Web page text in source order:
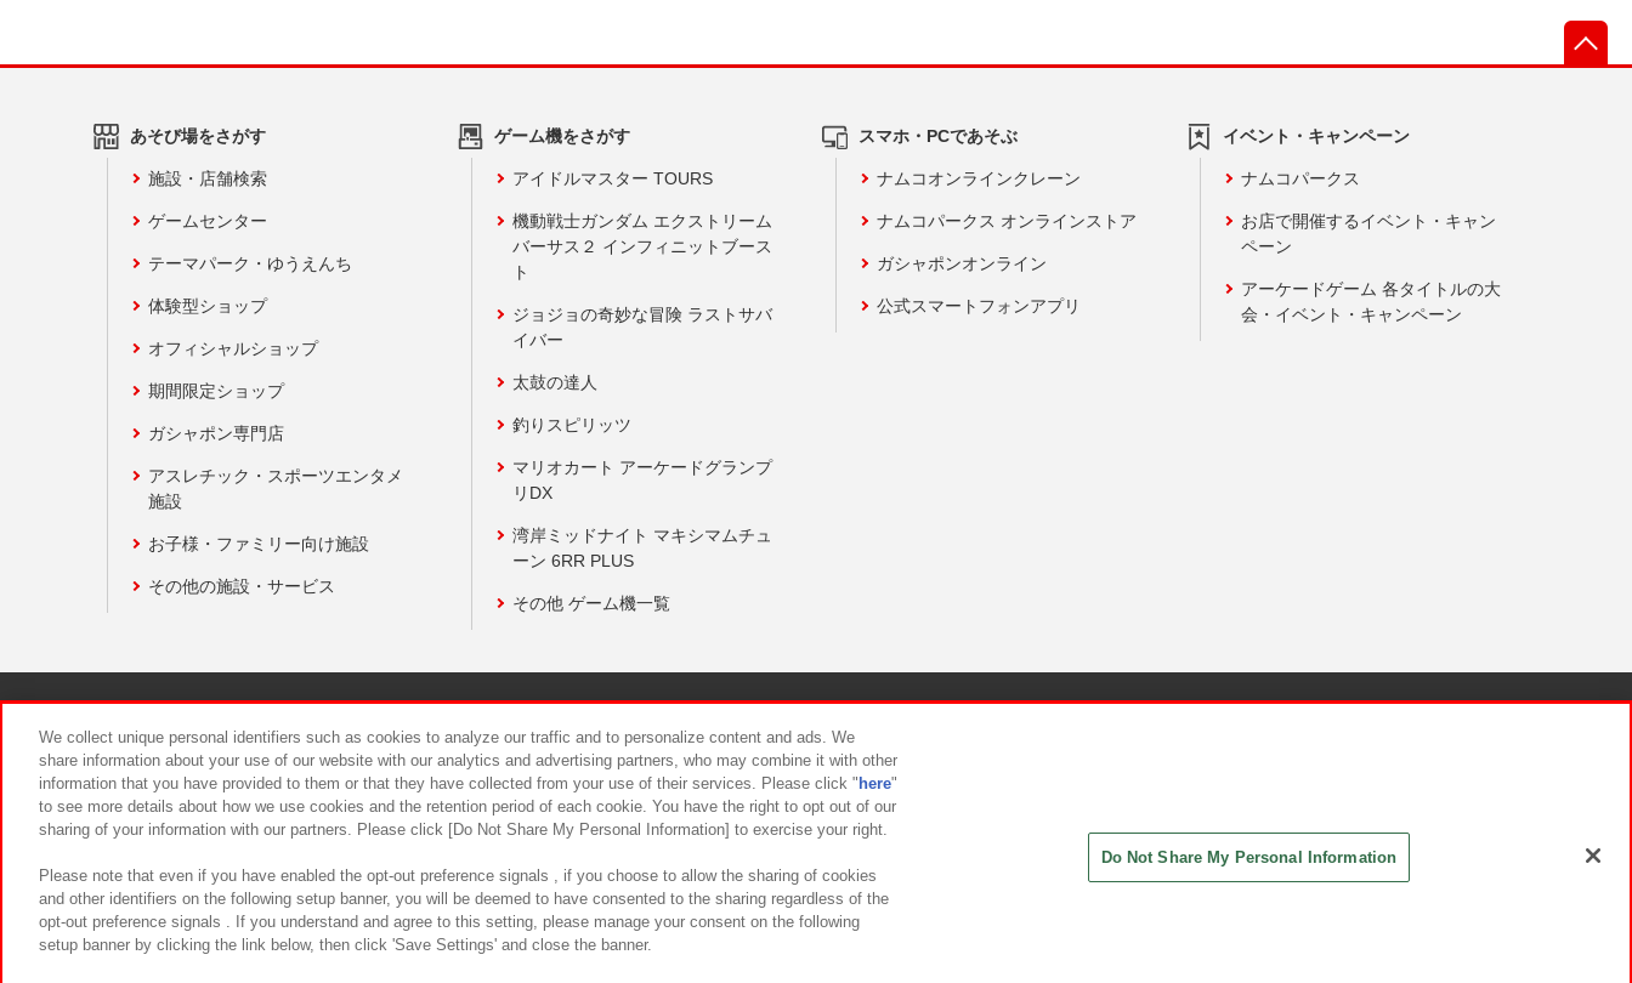
あそび場をさがす
施設・店舗検索
ゲームセンター
テーマパーク・ゆうえんち
体験型ショップ
オフィシャルショップ
期間限定ショップ
ガシャポン専門店
アスレチック・スポーツエンタメ
施設
お子様・ファミリー向け施設
その他の施設・サービス
ゲーム機をさがす
アイドルマスター TOURS
機動戦士ガンダム エクストリーム
バーサス２ インフィニットブース
ト
ジョジョの奇妙な冒険 ラストサバ
イバー
太鼓の達人
釣りスピリッツ
マリオカート アーケードグランプ
リDX
湾岸ミッドナイト マキシマムチュ
ーン 6RR PLUS
その他 ゲーム機一覧
スマホ・PCであそぶ
ナムコオンラインクレーン
ナムコパークス オンラインストア
ガシャポンオンライン
公式スマートフォンアプリ
イベント・キャンペーン
ナムコパークス
お店で開催するイベント・キャン
ペーン
アーケードゲーム 各タイトルの大
会・イベント・キャンペーン
食品のご提供について カスタマーハラスメント対応方針
We collect unique personal identifiers such as cookies to analyze our traffic and to personalize content and ads. We
share information about your use of our website with our analytics and advertising partners, who may combine it with other
information that you have provided to them or that they have collected from your use of their services. Please click " here"
to see more details about how we use cookies and the retention period of each cookie. You have the right to opt out of our
sharing of your information with our partners. Please click [Do Not Share My Personal Information] to exercise your right.
Please note that even if you have enabled the opt-out preference signals , if you choose to allow the sharing of cookies
and other identifiers on the following setup banner, you will be deemed to have consented to the sharing regardless of the
opt-out preference signals . If you understand and agree to this setting, please manage your consent on the following
setup banner by clicking the link below, then click 'Save Settings' and close the banner.
Do Not Share My Personal Information